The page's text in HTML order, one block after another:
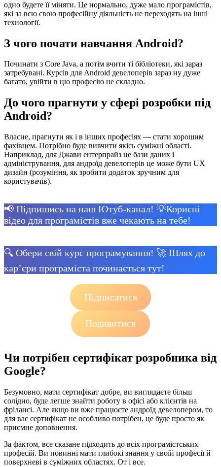
одно будете її міняти. Це нормально, дуже мало програмістів,
які за всю свою професійну діяльність не переходять на інші
технології.
З чого почати навчання Android?
Починати з Core Java, а потім вчити ті бібліотеки, які зараз
затребувані. Курсів для Android девелоперів зараз ну дуже
багато, увійти в цю професію не складно.
До чого прагнути у сфері розробки під
Android?
Власне, прагнути як і в інших професіях — стати хорошим
фахівцем. Потрібно буде вивчити якісь суміжні області.
Наприклад, для Джави ентерпрайз це бази даних і
адміністрування, для андроїд девелоперів це може бути UX
дизайн (розуміння, як зробити додаток зручним для
користувачів).
📢 Підпишись на наш Ютуб-канал! 💡Корисні
відео для програмістів вже чекають на тебе!
🔍 Обери свій курс програмування! 🚀 Шлях до
кар’єри програміста починається тут!
Підписатися
Подивитися
Чи потрібен сертифікат розробника від
Google?
Безумовно, мати сертифікат добре, ви виглядаєте більш
солідно, буде легше знайти роботу в офісі або клієнтів на
фрілансі. Але якщо ви вже працюєте андроїд девелопером, то
для вас сертифікат не особливо потрібен, це буде просто як
приємне доповнення.
За фактом, все сказане підходить до всіх програмістських
професій. Ви повинні мати глибокі знання у своїй професії й
поверхневі в суміжних областях. От і все.